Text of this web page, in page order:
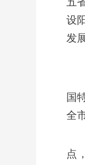
设
发
国
全
点